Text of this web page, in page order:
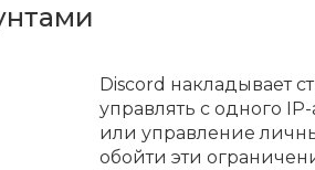
Discord накладывает
управлять с одного
или управление
обойти эти